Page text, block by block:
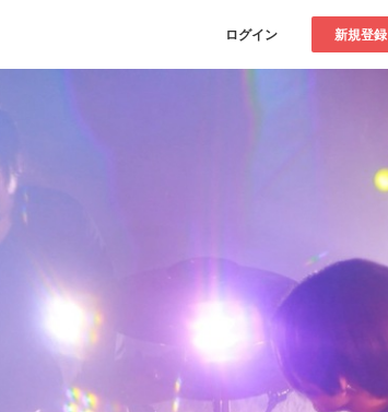
ログイン 新規登録